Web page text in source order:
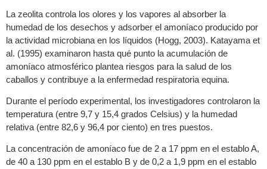
La zeolita controla los olores y los vapores al absorber la
humedad de los desechos y adsorber el amoníaco producido por
la actividad microbiana en los líquidos (Hogg, 2003). Katayama et
al. (1995) examinaron hasta qué punto la acumulación de
amoníaco atmosférico plantea riesgos para la salud de los
caballos y contribuye a la enfermedad respiratoria equina.
Durante el período experimental, los investigadores controlaron la
temperatura (entre 9,7 y 15,4 grados Celsius) y la humedad
relativa (entre 82,6 y 96,4 por ciento) en tres puestos.
La concentración de amoníaco fue de 2 a 17 ppm en el establo A,
de 40 a 130 ppm en el establo B y de 0,2 a 1,9 ppm en el establo